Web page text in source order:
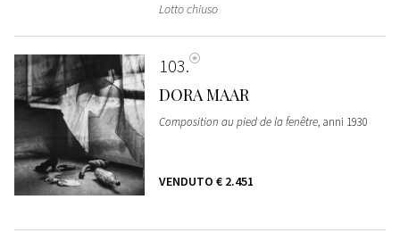
Lotto chiuso
103
DORA MAAR
Composition au pied de la fenêtre, anni 1930
VENDUTO € 2.451